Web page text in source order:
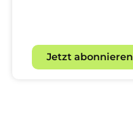
Jetzt abonnieren